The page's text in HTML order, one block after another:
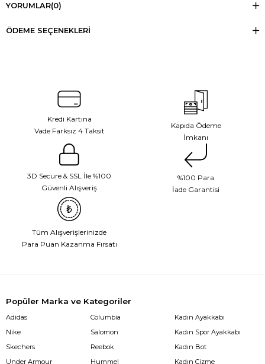
YORUMLAR(0)
ÖDEME SEÇENEKLERI
Kredi Kartına
Vade Farksız 4 Taksit
Kapıda Ödeme
İmkanı
3D Secure & SSL İle %100
Güvenli Alışveriş
%100 Para
İade Garantisi
Tüm Alışverişlerinizde
Para Puan Kazanma Fırsatı
Popüler Marka ve Kategoriler
Adidas
Nike
Skechers
Under Armour
Columbia
Salomon
Reebok
Hummel
Kadın Ayakkabı
Kadın Spor Ayakkabı
Kadın Bot
Kadın Çizme